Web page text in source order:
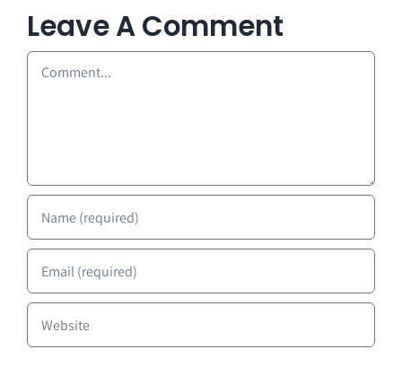
Leave A Comment
Comment